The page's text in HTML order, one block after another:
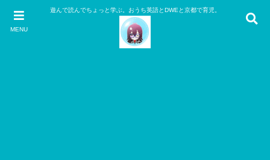
MENU
遊んで読んでちょっと学ぶ。おうち英語とDWEと京都で育児。